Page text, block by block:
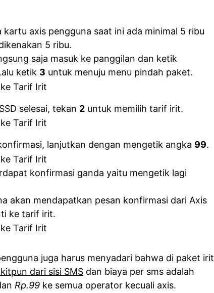
kartu axis pengguna saat ini ada minimal 5 ribu
5 ribu.
saja masuk ke panggilan dan ketik
ketik 3 untuk menuju menu pindah paket.
selesai, tekan 2 untuk memilih tarif irit.
lanjutkan dengan mengetik angka 99.
konfirmasi ganda yaitu mengetik lagi
akan mendapatkan pesan konfirmasi dari Axis
ke tarif irit.
juga harus menyadari bahwa di paket irit
dari sisi SMS dan biaya per sms adalah
Rp.99 ke semua operator kecuali axis.